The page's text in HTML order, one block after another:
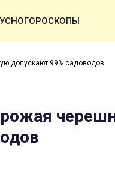
ГОРОСКОПЫ
допускают 99% садоводов